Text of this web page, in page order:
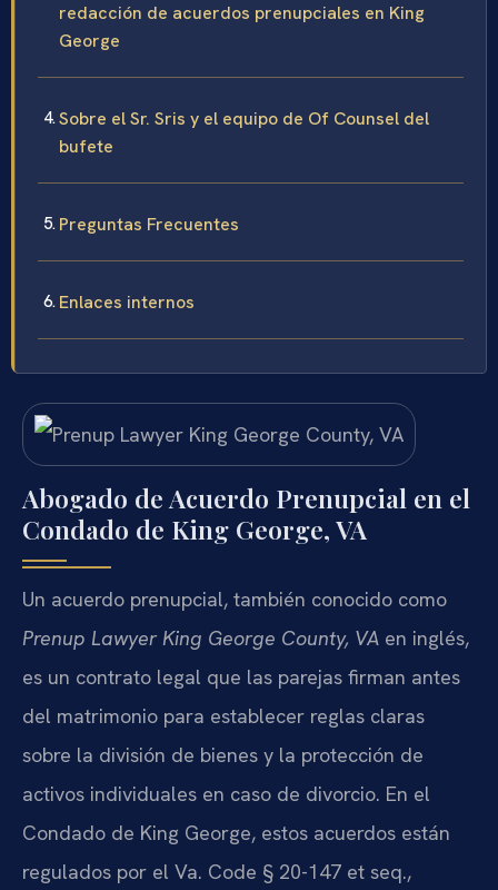
redacción de acuerdos prenupciales en King
George
Sobre el Sr. Sris y el equipo de Of Counsel del
bufete
Preguntas Frecuentes
Enlaces internos
Abogado de Acuerdo Prenupcial en el
Condado de King George, VA
Un acuerdo prenupcial, también conocido como
Prenup Lawyer King George County, VA en inglés,
es un contrato legal que las parejas firman antes
del matrimonio para establecer reglas claras
sobre la división de bienes y la protección de
activos individuales en caso de divorcio. En el
Condado de King George, estos acuerdos están
regulados por el Va. Code § 20-147 et seq.,